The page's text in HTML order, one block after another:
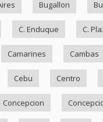
Bugallon
C. Enduque C.
Camarines Cambas
Cebu Centro
Concepcion